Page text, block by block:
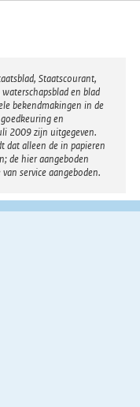
Staatscourant,
en blad
bekendmakingen in de
en
2009 zijn uitgegeven.
dat alleen de in papieren
de hier aangeboden
service aangeboden.